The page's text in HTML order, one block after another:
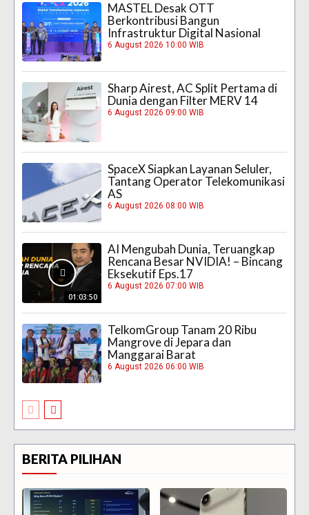
MASTEL Desak OTT
Berkontribusi Bangun
Infrastruktur Digital Nasional
6 August 2026 10:00 WIB
Sharp Airest, AC Split Pertama di
Dunia dengan Filter MERV 14
6 August 2026 09:00 WIB
SpaceX Siapkan Layanan Seluler,
Tantang Operator Telekomunikasi
AS
6 August 2026 08:00 WIB
01:03:50
AI Mengubah Dunia, Teruangkap
Rencana Besar NVIDIA! – Bincang
Eksekutif Eps.17
6 August 2026 07:00 WIB
TelkomGroup Tanam 20 Ribu
Mangrove di Jepara dan
Manggarai Barat
6 August 2026 06:00 WIB
BERITA PILIHAN